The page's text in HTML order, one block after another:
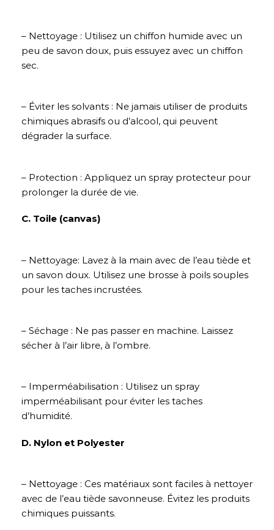
– Nettoyage : Utilisez un chiffon humide avec un
peu de savon doux, puis essuyez avec un chiffon
sec.
– Éviter les solvants : Ne jamais utiliser de produits
chimiques abrasifs ou d’alcool, qui peuvent
dégrader la surface.
– Protection : Appliquez un spray protecteur pour
prolonger la durée de vie.
C. Toile (canvas)
– Nettoyage: Lavez à la main avec de l’eau tiède et
un savon doux. Utilisez une brosse à poils souples
pour les taches incrustées.
– Séchage : Ne pas passer en machine. Laissez
sécher à l’air libre, à l’ombre.
– Imperméabilisation : Utilisez un spray
imperméabilisant pour éviter les taches
d’humidité.
D. Nylon et Polyester
– Nettoyage : Ces matériaux sont faciles à nettoyer
avec de l’eau tiède savonneuse. Évitez les produits
chimiques puissants.